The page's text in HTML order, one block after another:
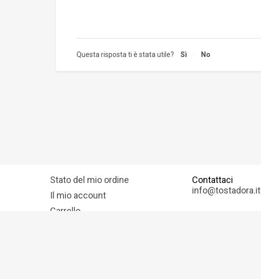
Questa risposta ti è stata utile? Sì No
Stato del mio ordine
Il mio account
Carrello
Contattaci
info@tostadora.it